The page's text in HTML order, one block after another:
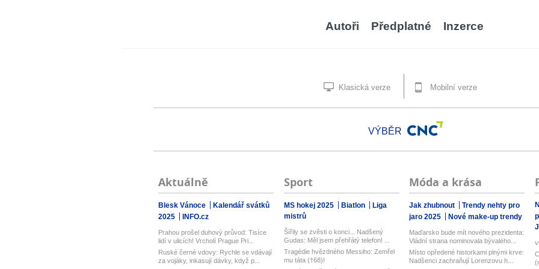
Autoři Předplatné Inzerce
Klasická verze Mobilní verze
VÝBĚR
Aktuálně
Blesk Vánoce
Kalendář svátků
2025
INFO.cz
Prahou prošel duhový průvod: Tisíce
lidí v ulicích! Vrcholí Prague Pri...
Ruské černé vdovy: Rychle se vdávají
za vojáky, inkasují dávky, když p...
Sport
MS hokej 2025 Biatlon
Liga
mistrů
Šířily se zvěsti o konci... Nadšený
Gudas: Měl jsem přehřátý telefon! ...
Tragédie hvězdného Messiho: Zemřel
mu táta (†68)!
Móda a krása
Jak zhubnout
Trendy nehty pro
jaro 2025
Nové make-up trendy
Maďarsko bude mít nového prezidenta:
Vládní strana nominovala bývalého...
Místo opředené historkami plnými krve:
Nadšenci zachraňují Lorenzovu h...